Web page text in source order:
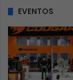
EVENTOS